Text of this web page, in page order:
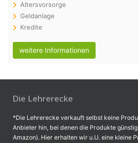
Altersvorsorge
Geldanlage
Kredite
weitere Informationen
Die Lehrerecke
*Die Lehrerecke verkauft selbst keine
Anbieter hin, bei denen die Produkte
Amazon). Hier erhalten wir u.U. eine kleine